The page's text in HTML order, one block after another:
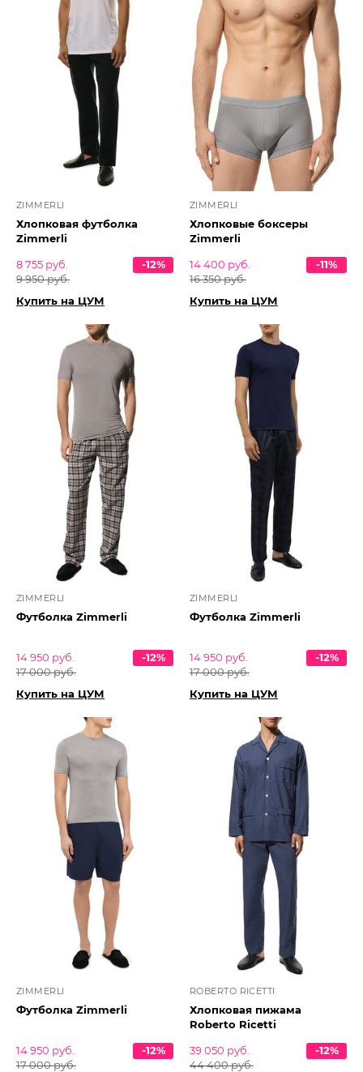
ZIMMERLI
Хлопковая футболка
Zimmerli
8 755 руб.
9 950 руб.
-12%
Купить на ЦУМ
ZIMMERLI
Хлопковые боксеры
Zimmerli
14 400 руб.
16 350 руб.
-11%
Купить на ЦУМ
ZIMMERLI
Футболка Zimmerli
14 950 руб.
17 000 руб.
-12%
Купить на ЦУМ
ZIMMERLI
Футболка Zimmerli
14 950 руб.
17 000 руб.
-12%
Купить на ЦУМ
ZIMMERLI
Футболка Zimmerli
14 950 руб.
17 000 руб.
-12%
ROBERTO RICETTI
Хлопковая пижама
Roberto Ricetti
39 050 руб.
44 400 руб.
-12%